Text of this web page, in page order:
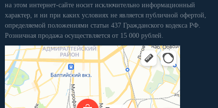
на этом интернет-сайте носит исключительно информационный
характер, и ни при каких условиях не является публичной офертой,
определяемой положениями статьи 437 Гражданского кодекса РФ.
Розничная продажа осуществляется от 15 000 рублей.